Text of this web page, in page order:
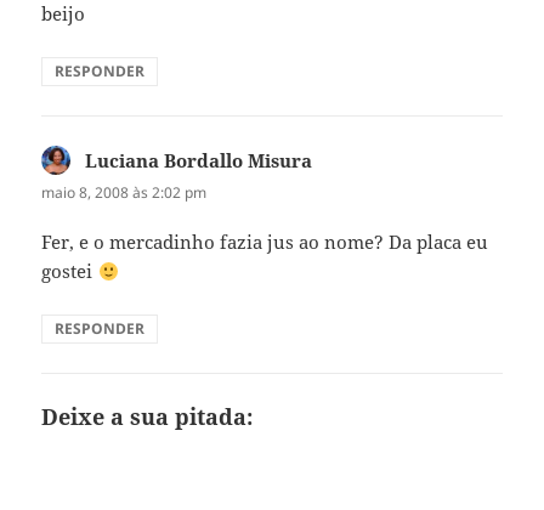
beijo
RESPONDER
Luciana Bordallo Misura
maio 8, 2008 às 2:02 pm
Fer, e o mercadinho fazia jus ao nome? Da placa eu
gostei
RESPONDER
Deixe a sua pitada: